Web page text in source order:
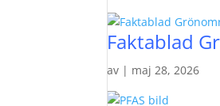
Faktablad
av | maj 28, 2026